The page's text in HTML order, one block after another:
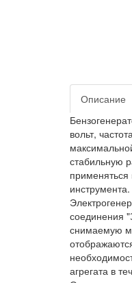
Описание
вольт,
стабильную
соединения
снимаемую
агрегата в